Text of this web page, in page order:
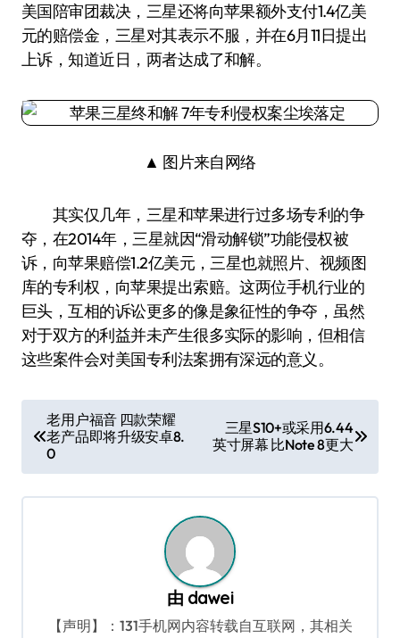
美国陪审团裁决，三星还将向苹果额外支付1.4亿美
元的赔偿金，三星对其表示不服，并在6月11日提出
上诉，知道近日，两者达成了和解。
▲ 图片来自网络
其实仅几年，三星和苹果进行过多场专利的争
夺，在2014年，三星就因“滑动解锁”功能侵权被
诉，向苹果赔偿1.2亿美元，三星也就照片、视频图
库的专利权，向苹果提出索赔。这两位手机行业的
巨头，互相的诉讼更多的像是象征性的争夺，虽然
对于双方的利益并未产生很多实际的影响，但相信
这些案件会对美国专利法案拥有深远的意义。
章
导
航
老用户福音 四款荣耀
老产品即将升级安卓8.
0
三星S10+或采用6.44
英寸屏幕 比Note 8更大
由 dawei
【声明】：131手机网内容转载自互联网，其相关